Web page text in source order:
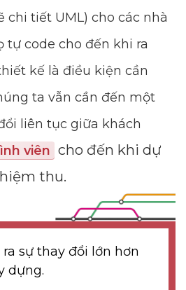
chi tiết UML) cho các nhà
tự code cho đến khi ra
kế là điều kiện cần
ta vẫn cần đến một
liên tục giữa khách
viên cho đến khi dự
thu.
sự thay đổi lớn hơn
dựng.